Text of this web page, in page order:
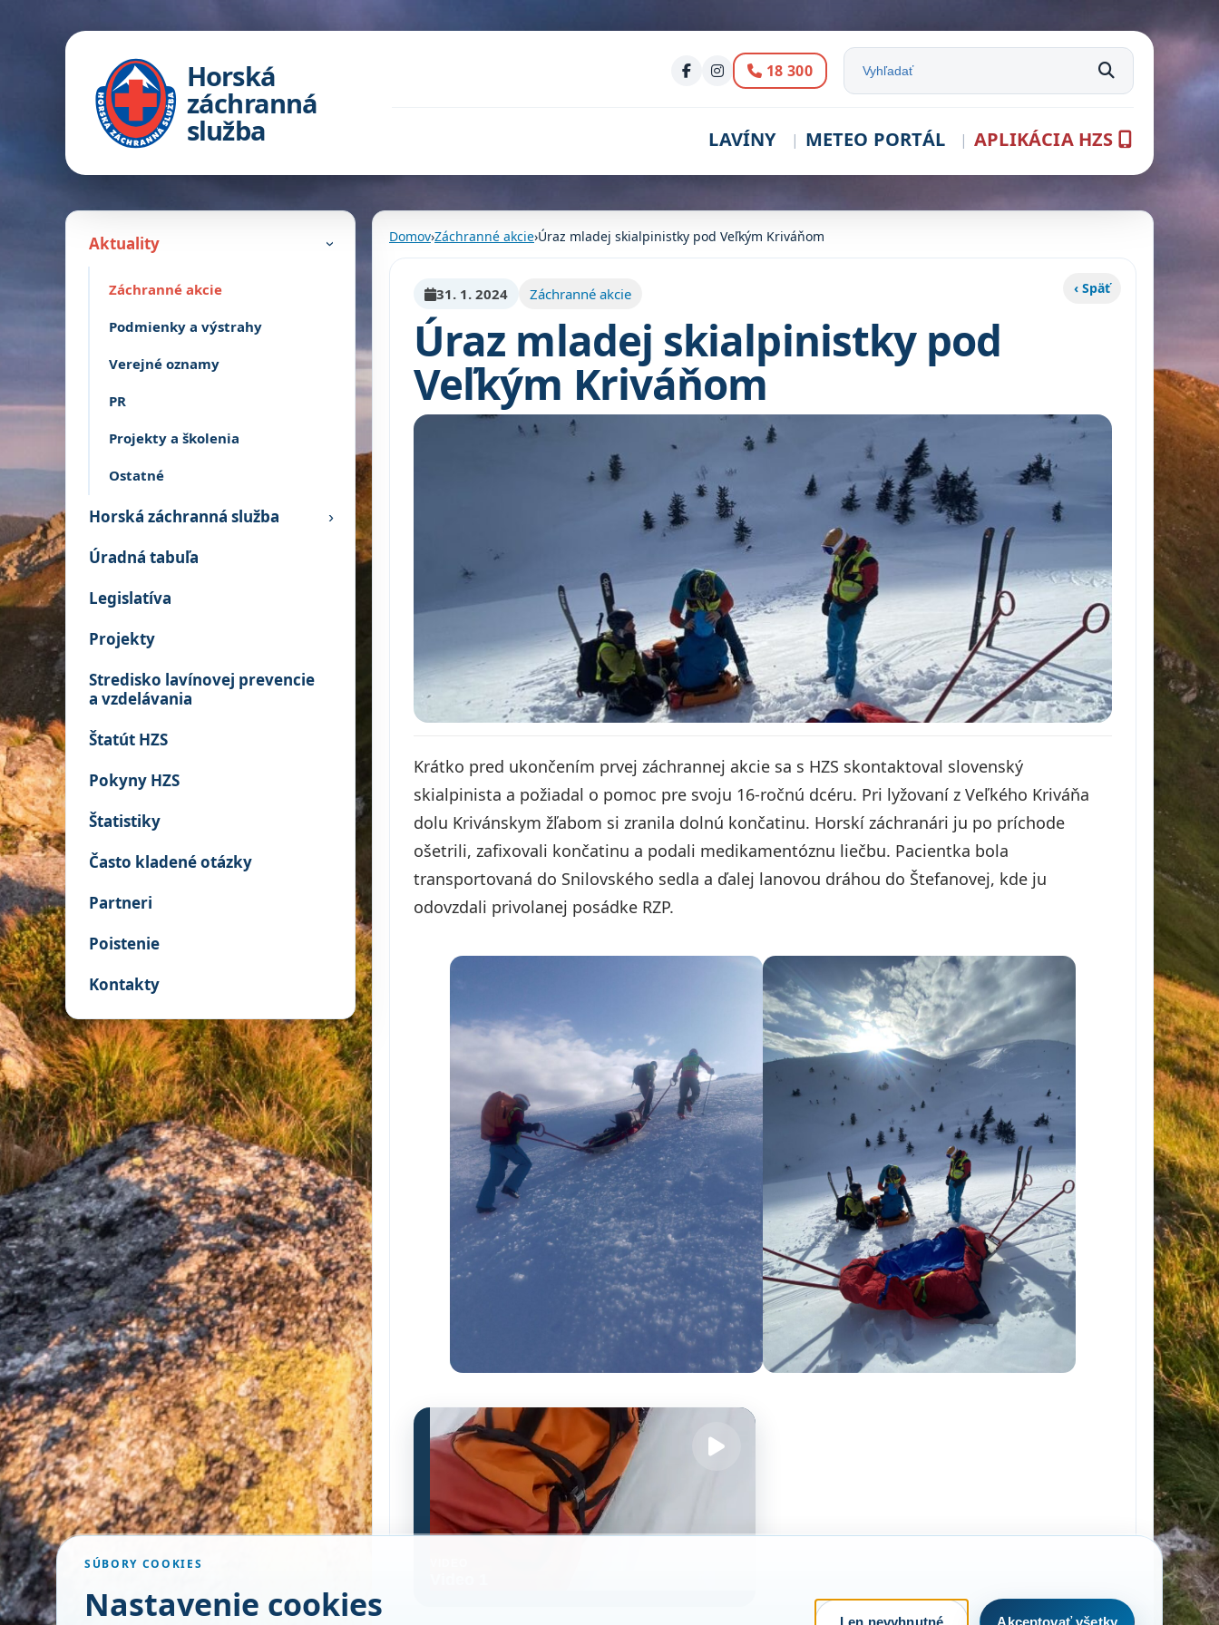
Horská
záchranná
služba
Volanie:
18 300 Vyhľadať na stránke
LAVÍNY METEO PORTÁL APLIKÁCIA HZS
Aktuality ›
Záchranné akcie
Podmienky a výstrahy
Verejné oznamy
PR
Projekty a školenia
Ostatné
Horská záchranná služba ›
Úradná tabuľa
Legislatíva
Projekty
Stredisko lavínovej prevencie
a vzdelávania
Štatút HZS
Pokyny HZS
Štatistiky
Často kladené otázky
Partneri
Poistenie
Kontakty
Domov›Záchranné akcie›Úraz mladej skialpinistky pod Veľkým Kriváňom
‹ Späť
31. 1. 2024 Záchranné akcie
Úraz mladej skialpinistky pod
Veľkým Kriváňom
Krátko pred ukončením prvej záchrannej akcie sa s HZS skontaktoval slovenský
skialpinista a požiadal o pomoc pre svoju 16-ročnú dcéru. Pri lyžovaní z Veľkého Kriváňa
dolu Krivánskym žľabom si zranila dolnú končatinu. Horskí záchranári ju po príchode
ošetrili, zafixovali končatinu a podali medikamentóznu liečbu. Pacientka bola
transportovaná do Snilovského sedla a ďalej lanovou dráhou do Štefanovej, kde ju
odovzdali privolanej posádke RZP.
SÚBORY COOKIES
Nastavenie cookies Len nevyhnutné Akceptovať všetky